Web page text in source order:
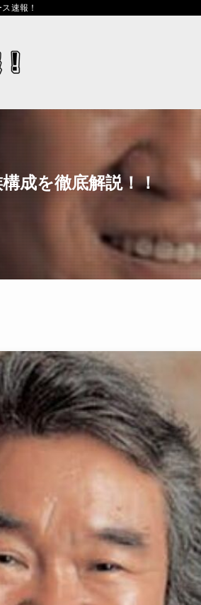
速報！
成を徹底解説！！